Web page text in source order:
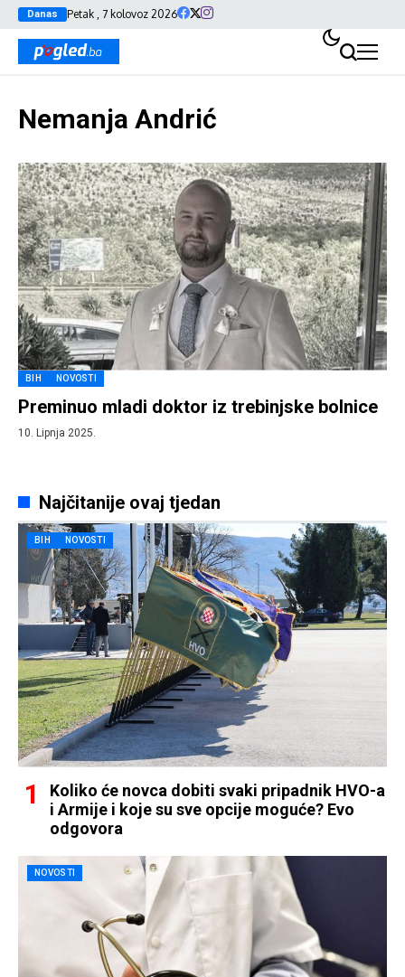
Danas Petak , 7 kolovoz 2026
Nemanja Andrić
BIH NOVOSTI
Preminuo mladi doktor iz trebinjske bolnice
10. Lipnja 2025.
Najčitanije ovaj tjedan
BIH NOVOSTI
Koliko će novca dobiti svaki pripadnik HVO-a
i Armije i koje su sve opcije moguće? Evo
odgovora
NOVOSTI